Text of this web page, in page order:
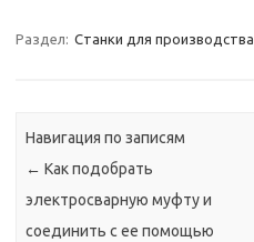
Раздел: Станки для производства
Навигация по записям
← Как подобрать
электросварную муфту и
соединить с ее помощью